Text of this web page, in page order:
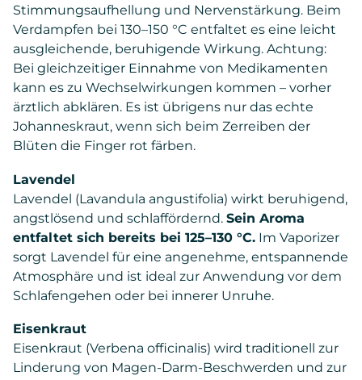
Stimmungsaufhellung und Nervenstärkung. Beim
Verdampfen bei 130–150 °C entfaltet es eine leicht
ausgleichende, beruhigende Wirkung. Achtung:
Bei gleichzeitiger Einnahme von Medikamenten
kann es zu Wechselwirkungen kommen – vorher
ärztlich abklären. Es ist übrigens nur das echte
Johanneskraut, wenn sich beim Zerreiben der
Blüten die Finger rot färben.
Lavendel
Lavendel (Lavandula angustifolia) wirkt beruhigend,
angstlösend und schlaffördernd. Sein Aroma
entfaltet sich bereits bei 125–130 °C. Im Vaporizer
sorgt Lavendel für eine angenehme, entspannende
Atmosphäre und ist ideal zur Anwendung vor dem
Schlafengehen oder bei innerer Unruhe.
Eisenkraut
Eisenkraut (Verbena officinalis) wird traditionell zur
Linderung von Magen-Darm-Beschwerden und zur